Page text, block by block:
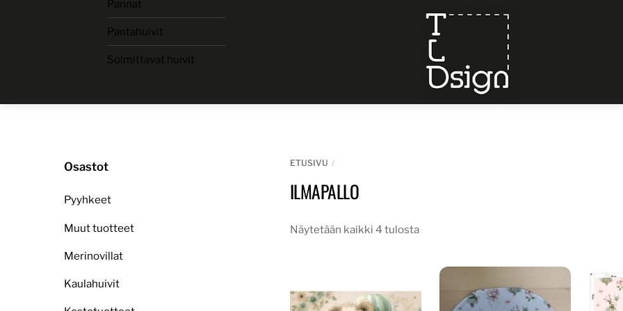
Pannat
Pantahuivit
Solmittavat huivit
ETUSIVU
ILMAPALLO
Näytetään kaikki 4 tulosta
Osastot
Pyyhkeet
Muut tuotteet
Merinovillat
Kaulahuivit